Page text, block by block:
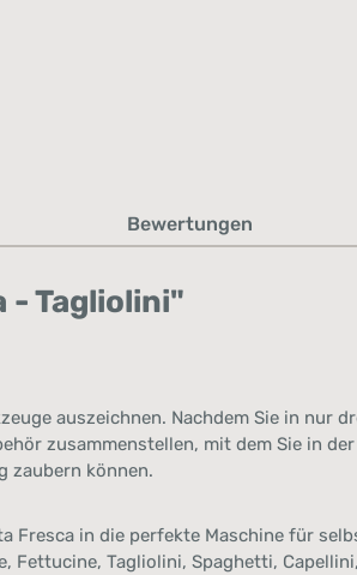
Bewertungen
Tagliolini"
auszeichnen. Nachdem Sie in nur
zusammenstellen, mit dem Sie in der
zaubern können.
Fresca in die perfekte Maschine für
Fettucine, Tagliolini, Spaghetti, Capellini,